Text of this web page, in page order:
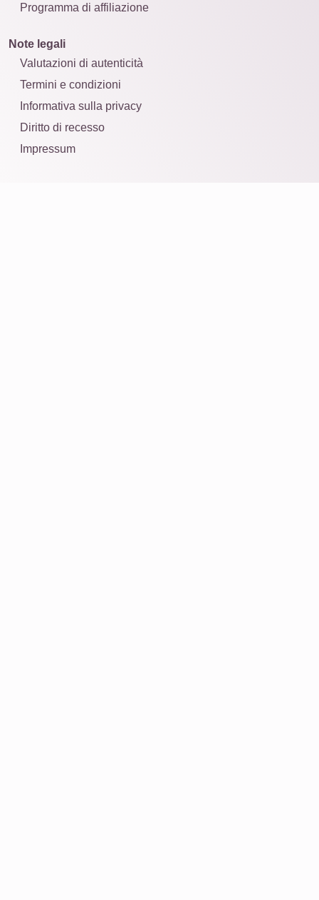
Programma di affiliazione
Note legali
Valutazioni di autenticità
Termini e condizioni
Informativa sulla privacy
Diritto di recesso
Impressum